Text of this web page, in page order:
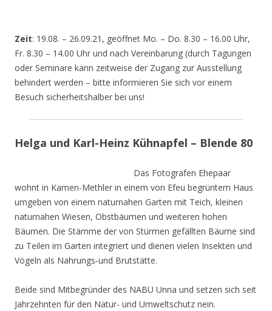
Zeit: 19.08. – 26.09.21, geöffnet Mo. – Do. 8.30 – 16.00 Uhr,
Fr. 8.30 – 14.00 Uhr und nach Vereinbarung (durch Tagungen
oder Seminare kann zeitweise der Zugang zur Ausstellung
behindert werden – bitte informieren Sie sich vor einem
Besuch sicherheitshalber bei uns!
Helga und Karl-Heinz Kühnapfel – Blende 80
Das Fotografen Ehepaar
wohnt in Kamen-Methler in einem von Efeu begrüntem Haus
umgeben von einem naturnahen Garten mit Teich, kleinen
naturnahen Wiesen, Obstbäumen und weiteren hohen
Bäumen. Die Stämme der von Stürmen gefällten Bäume sind
zu Teilen im Garten integriert und dienen vielen Insekten und
Vögeln als Nahrungs-und Brutstätte.
Beide sind Mitbegründer des NABU Unna und setzen sich seit
Jahrzehnten für den Natur- und Umweltschutz nein.